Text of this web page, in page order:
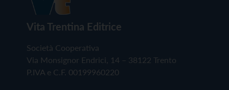
Vita Trentina Editrice
Società Cooperativa
Via Monsignor Endrici, 14 – 38122 Trento
P.IVA e C.F. 00199960220